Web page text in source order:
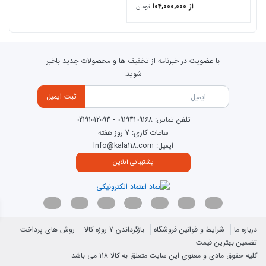
7- خدمات گارانتی ما بی قید شرط بوده (5ساله طلایی حتی اجناس
ابعاد : 120Cm ×120Cm × 65Cm در 5 تیپ
از 104,000,000
تومان
با عضویت در خبرنامه از تخفیف ها و محصولات جدید باخبر
شوید.
ثبت ایمیل
پشتیبانی آنلاین
تلفن تماس:09194109168
-
02191012094
ساعات کاری: 7 روز هفته
ایمیل: Info@kala118.com
درباره ما شرایط و قوانین فروشگاه بازگرداندن 7 روزه کالا
روش های پرداخت
تضمین بهترین قیمت
کلیه حقوق مادی و معنوی این سایت متعلق به کالا 118 می باشد